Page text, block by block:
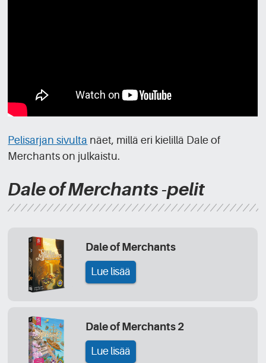
Pelisarjan sivulta näet, millä eri kielillä Dale of
Merchants on julkaistu.
Dale of Merchants -pelit
Dale of Merchants
Lue lisää
Dale of Merchants 2
Lue lisää